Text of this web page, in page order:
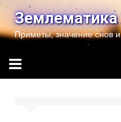
Перейти
содержимому
Землематика
Приметы, значение снов